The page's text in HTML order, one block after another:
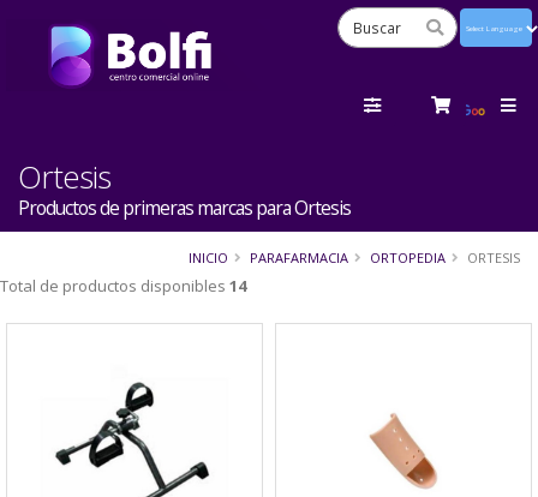
Ortesis
Productos de primeras marcas para Ortesis
INICIO PARAFARMACIA ORTOPEDIA ORTESIS
Total de productos disponibles 14